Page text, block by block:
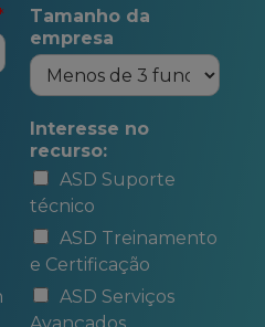
Tamanho da
empresa
Interesse no
recurso:
ASD Suporte
técnico
ASD Treinamento
e Certificação